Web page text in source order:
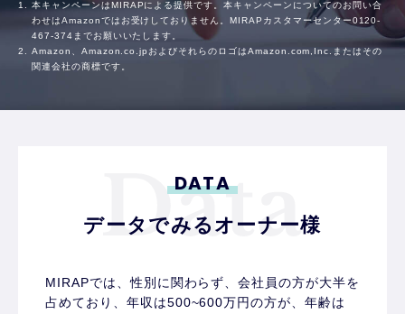
本キャンペーンはMIRAPによる提供です。本キャンペーンについてのお問い合
わせはAmazonではお受けしておりません。MIRAPカスタマーセンター0120-
467-374 までお願いいたします。
Amazon、Amazon.co.jpおよびそれらのロゴはAmazon.com,Inc.またはその
関連会社の商標です。
DATA
データでみるオーナー様
MIRAPでは、性別に関わらず、会社員の方が大半を
占めており、 年収は500~600万円の方が、年齢は